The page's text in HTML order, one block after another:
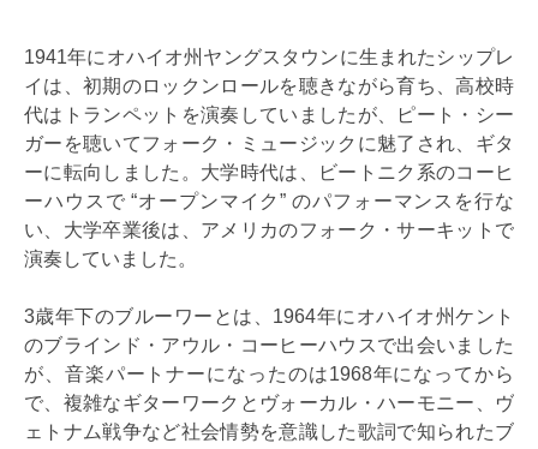
1941年にオハイオ州ヤングスタウンに生まれたシップレ
イは、初期のロックンロールを聴きながら育ち、高校時
代はトランペットを演奏していましたが、ピート・シー
ガーを聴いてフォーク・ミュージックに魅了され、ギタ
ーに転向しました。大学時代は、ビートニク系のコーヒ
ーハウスで “オープンマイク” のパフォーマンスを行な
い、大学卒業後は、アメリカのフォーク・サーキットで
演奏していました。
3歳年下のブルーワーとは、1964年にオハイオ州ケント
のブラインド・アウル・コーヒーハウスで出会いました
が、音楽パートナーになったのは1968年になってから
で、複雑なギターワークとヴォーカル・ハーモニー、ヴ
ェトナム戦争など社会情勢を意識した歌詞で知られたブ